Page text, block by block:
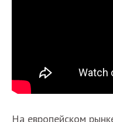
На европейском